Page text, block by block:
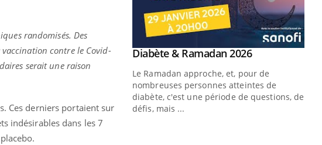
randomisés. Des
contre le Covid-
serait une raison
Ces derniers portaient sur
indésirables dans les 7
des Mains : se
l’été !Youtube
et avec lui, un tout nouveau
en plein air… Nos mains
Youtube
Diabète & Ramadan 2026Youtube
Le Ramadan approche, et, pour de
nombreuses personnes atteintes de
diabète, c'est une période de questions, de
défis, mais ...